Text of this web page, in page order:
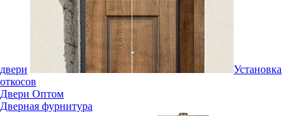
двери
Установка
откосов
Двери Оптом
Дверная фурнитура